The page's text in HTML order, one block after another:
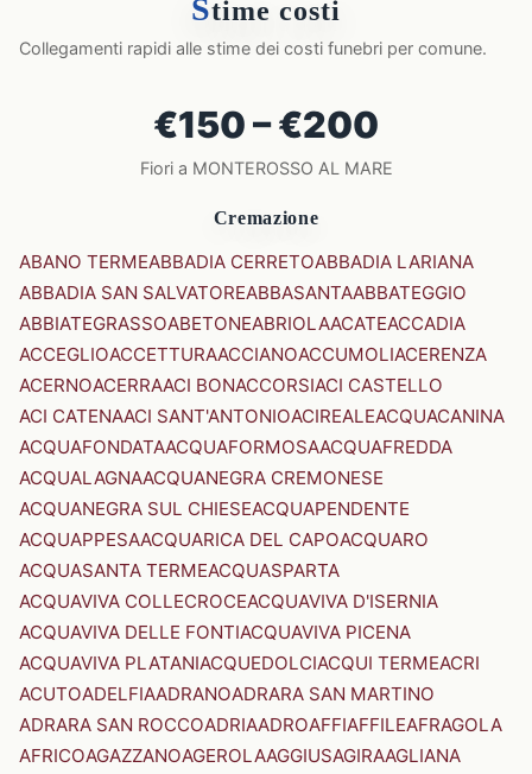
Stime costi
Collegamenti rapidi alle stime dei costi funebri per comune.
€150 – €200
Fiori a MONTEROSSO AL MARE
Cremazione
ABANO TERMEABBADIA CERRETOABBADIA LARIANA
ABBADIA SAN SALVATOREABBASANTAABBATEGGIO
ABBIATEGRASSOABETONEABRIOLAACATEACCADIA
ACCEGLIOACCETTURAACCIANOACCUMOLIACERENZA
ACERNOACERRAACI BONACCORSIACI CASTELLO
ACI CATENAACI SANT'ANTONIOACIREALEACQUACANINA
ACQUAFONDATAACQUAFORMOSAACQUAFREDDA
ACQUALAGNAACQUANEGRA CREMONESE
ACQUANEGRA SUL CHIESEACQUAPENDENTE
ACQUAPPESAACQUARICA DEL CAPOACQUARO
ACQUASANTA TERMEACQUASPARTA
ACQUAVIVA COLLECROCEACQUAVIVA D'ISERNIA
ACQUAVIVA DELLE FONTIACQUAVIVA PICENA
ACQUAVIVA PLATANIACQUEDOLCIACQUI TERMEACRI
ACUTOADELFIAADRANOADRARA SAN MARTINO
ADRARA SAN ROCCOADRIAADROAFFIAFFILEAFRAGOLA
AFRICOAGAZZANOAGEROLAAGGIUSAGIRAAGLIANA